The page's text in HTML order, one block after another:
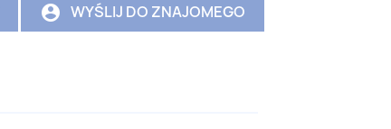
account_circle WYŚLIJ DO ZNAJOMEGO